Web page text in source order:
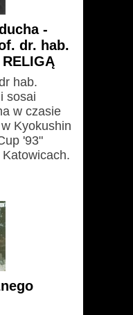
-
dr. hab.
hab.
sosai
w czasie
Kyokushin
'93"